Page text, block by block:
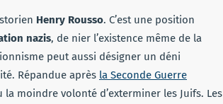
Henry Rousso. C’est une position
nazis, de nier l’existence même de la
peut aussi désigner un déni
Répandue après la Seconde Guerre
moindre volonté d’exterminer les Juifs. Les